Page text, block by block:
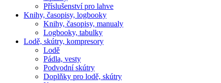
Příslušenství pro lahve
Knihy, časopisy, logbooky
Knihy, časopisy, manualy
Logbooky, tabulky
Lodě, skútry, kompresory
Lodě
Pádla, vesty
Podvodní skútry
Doplňky pro lodě, skútry